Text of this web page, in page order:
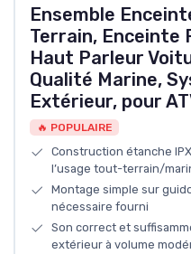
Ensemble
Terrain, Enceinte
Haut Parleur
Qualité Marine,
Extérieur, pour
🔥 POPULAIRE
Construction étanche
l’usage tout-terrain/
Montage simple sur
nécessaire fourni
Son correct et
extérieur à volume